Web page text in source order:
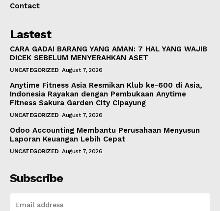
Contact
Lastest
CARA GADAI BARANG YANG AMAN: 7 HAL YANG WAJIB
DICEK SEBELUM MENYERAHKAN ASET
UNCATEGORIZED August 7, 2026
Anytime Fitness Asia Resmikan Klub ke-600 di Asia,
Indonesia Rayakan dengan Pembukaan Anytime
Fitness Sakura Garden City Cipayung
UNCATEGORIZED August 7, 2026
Odoo Accounting Membantu Perusahaan Menyusun
Laporan Keuangan Lebih Cepat
UNCATEGORIZED August 7, 2026
Subscribe